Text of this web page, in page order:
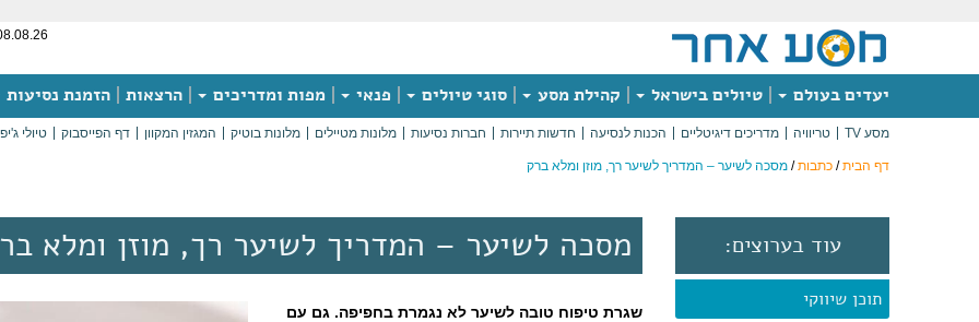
יעדים בעולם טיולים בישראל קהילת מסע סוגי טיולים פנאי מפות ומדריכים הרצאות הזמנת נסיעות
מסע TV טריוויה מדריכים דיגיטליים הכנות לנסיעה חדשות תיירות חברות נסיעות מלונות מטיילים מלונות בוטיק המגזין המקוון דף הפייסבוק טיולי
דף הבית/ כתבות/ מסכה לשיער – המדריך לשיער רך, מוזן ומלא ברק
עוד בערוצים:
תוכן שיווקי
מסכה לשיער – המדריך לשיער רך, מוזן ומלא
שגרת טיפוח טובה לשיער לא נגמרת בחפיפה. גם עם